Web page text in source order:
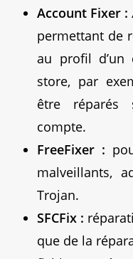
Account Fixer :
permettant de
au profil d’un
store, par
être réparés
compte.
FreeFixer :
malveillants,
Trojan.
SFCFix :
que de la